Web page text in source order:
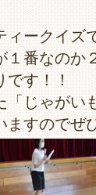
ィークイズ
１番なのか
です！！
「じゃがい
ますのでぜ